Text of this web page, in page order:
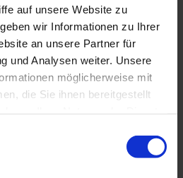
auf unsere Website zu
wir Informationen zu Ihrer
an unsere Partner für
und Analysen weiter. Unsere
möglicherweise mit
die Sie ihnen bereitgestellt
Webseite weiterhin nutzen.